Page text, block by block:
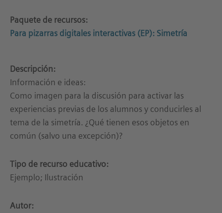
Paquete de recursos:
Para pizarras digitales interactivas (EP): Simetría
Descripción:
Información e ideas:
Como imagen para la discusión para activar las
experiencias previas de los alumnos y conducirles al
tema de la simetría. ¿Qué tienen esos objetos en
común (salvo una excepción)?
Tipo de recurso educativo:
Ejemplo; Ilustración
Autor: